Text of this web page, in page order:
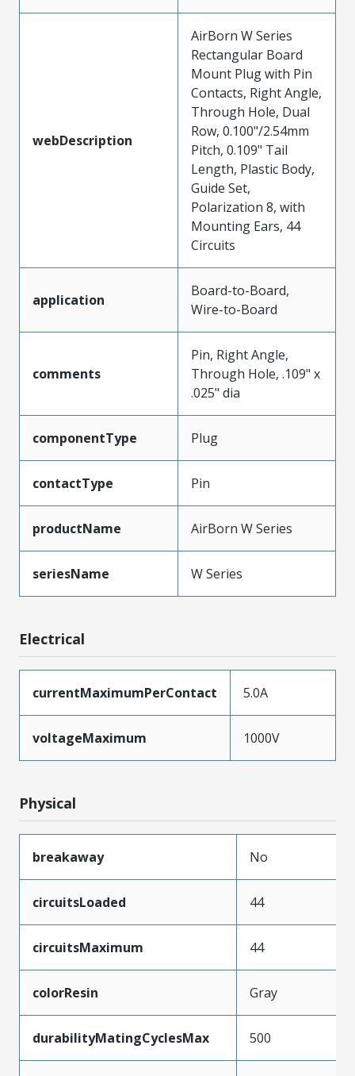
webDescription
AirBorn W Series
Rectangular Board
Mount Plug with Pin
Contacts, Right Angle,
Through Hole, Dual
Row, 0.100"/2.54mm
Pitch, 0.109" Tail
Length, Plastic Body,
Guide Set,
Polarization 8, with
Mounting Ears, 44
Circuits
application
Board-to-Board,
Wire-to-Board
comments
Pin, Right Angle,
Through Hole, .109" x
.025" dia
componentType Plug
contactType Pin
productName AirBorn W Series
seriesName W Series
Electrical
currentMaximumPerContact 5.0A
voltageMaximum 1000V
Physical
breakaway No
circuitsLoaded 44
circuitsMaximum 44
colorResin Gray
durabilityMatingCyclesMax 500